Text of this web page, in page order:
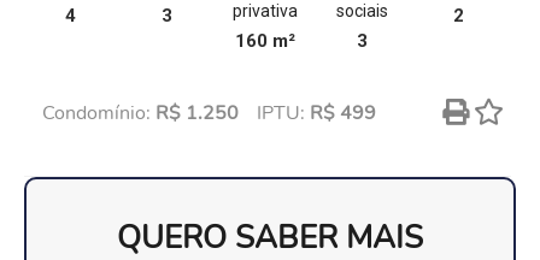
4 3
privativa
160 m²
sociais
3
2
Condomínio: R$ 1.250 IPTU: R$ 499
QUERO SABER MAIS